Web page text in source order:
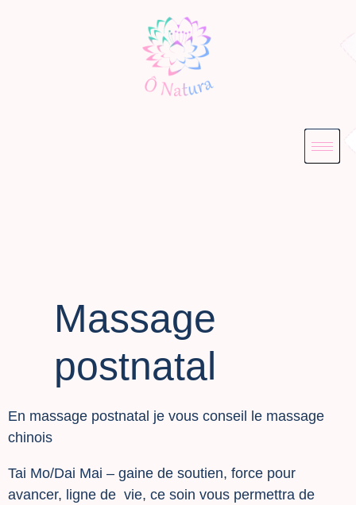
Massage
postnatal
En massage postnatal je vous conseil le massage
chinois
Tai Mo/Dai Mai – gaine de soutien, force pour
avancer, ligne de vie, ce soin vous permettra de